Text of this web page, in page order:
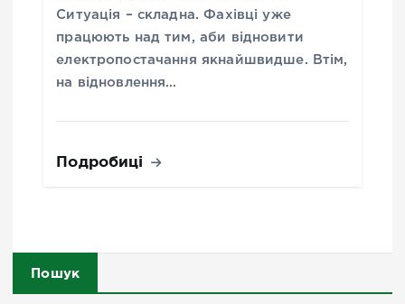
Ситуація – складна. Фахівці уже
працюють над тим, аби відновити
електропостачання якнайшвидше. Втім,
на відновлення…
Подробиці
Пошук